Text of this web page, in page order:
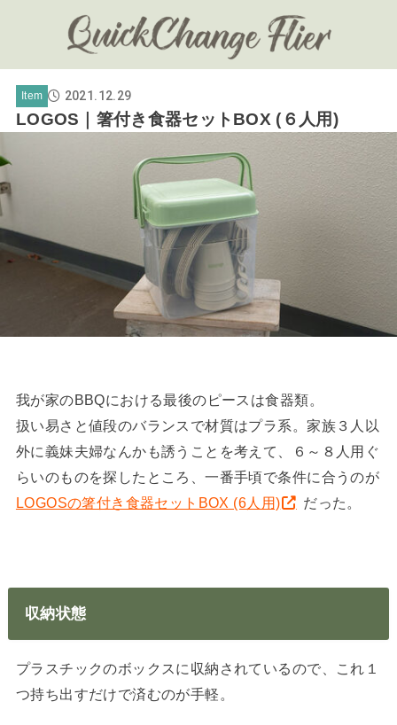
Item 2021.12.29
LOGOS｜箸付き食器セットBOX (６人用)
我が家のBBQにおける最後のピースは食器類。
扱い易さと値段のバランスで材質はプラ系。家族３人以
外に義妹夫婦なんかも誘うことを考えて、６～８人用ぐ
らいのものを探したところ、一番手頃で条件に合うのが
LOGOSの箸付き食器セットBOX (6人用)
だった。
収納状態
プラスチックのボックスに収納されているので、これ１
つ持ち出すだけで済むのが手軽。